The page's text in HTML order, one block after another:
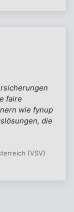
faire
wie fynup
die
(VSV)